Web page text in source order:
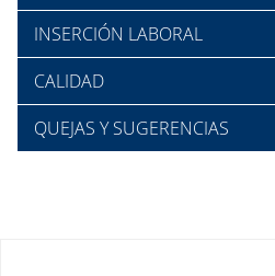
INSERCIÓN LABORAL
CALIDAD
QUEJAS Y SUGERENCIAS